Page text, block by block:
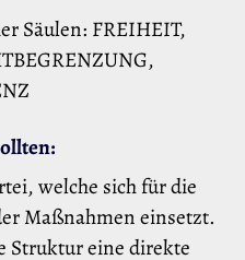
Säulen: FREIHEIT,
welche sich für die
Maßnahmen einsetzt.
Struktur eine direkte